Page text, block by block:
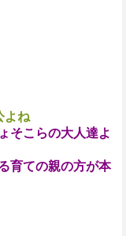
よね
そこらの大人達よ
育ての親の方が本